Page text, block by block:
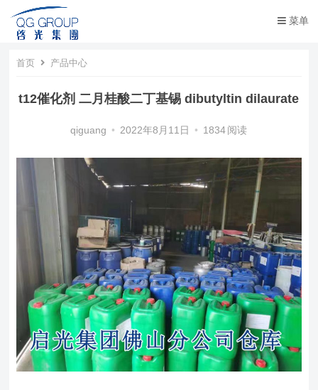
菜单
首页 产品中心
t12催化剂 二月桂酸二丁基锡 dibutyltin dilaurate
qiguang • 2022年8月11日 • 1834 阅读